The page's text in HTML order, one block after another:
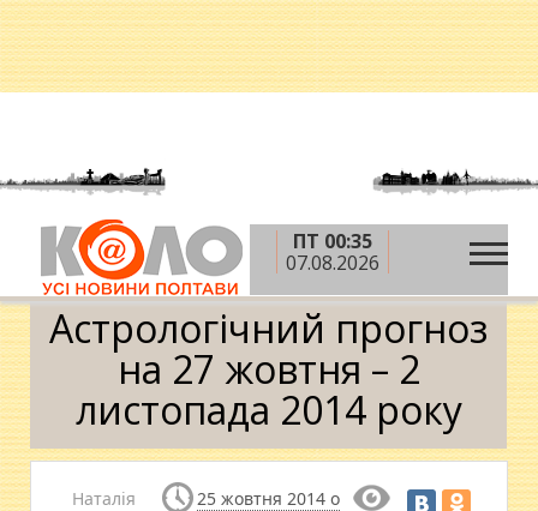
ПТ 00:35
07.08.2026
Головна » Теми » Астрологiчний прогноз на 27
жовтня – 2 листопада 2014 року
Астрологiчний прогноз
на 27 жовтня – 2
листопада 2014 року
Наталія
25 жовтня 2014 о